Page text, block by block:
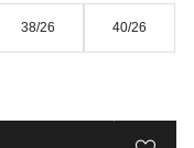
38/26 40/26